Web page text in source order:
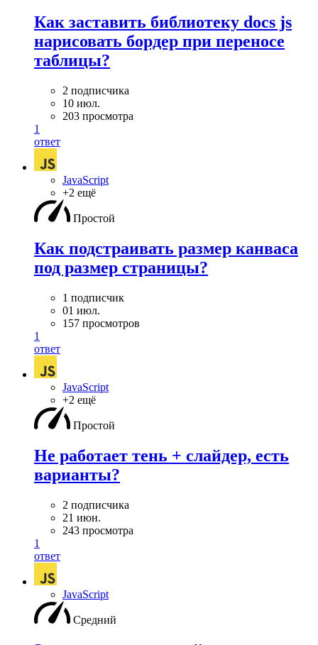
Как заставить библиотеку docs js
нарисовать бордер при переносе
таблицы?
2 подписчика
10 июл.
203 просмотра
1
ответ
JavaScript
+2 ещё
Простой
Как подстраивать размер канваса
под размер страницы?
1 подписчик
01 июл.
157 просмотров
1
ответ
JavaScript
+2 ещё
Простой
Не работает тень + слайдер, есть
варианты?
2 подписчика
21 июн.
243 просмотра
1
ответ
JavaScript
Средний